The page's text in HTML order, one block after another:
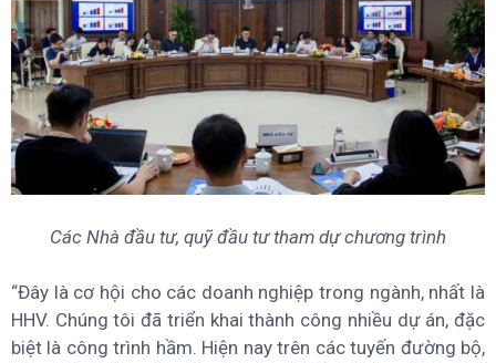
Các Nhà đầu tư, quỹ đầu tư tham dự chương trình
“Đây là cơ hội cho các doanh nghiệp trong ngành, nhất là
HHV. Chúng tôi đã triển khai thành công nhiều dự án, đặc
biệt là công trình hầm. Hiện nay trên các tuyến đường bộ,